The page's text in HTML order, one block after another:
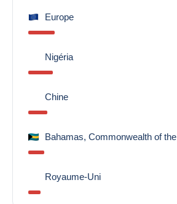
Europe
Nigéria
Chine
Bahamas, Commonwealth of the
Royaume-Uni